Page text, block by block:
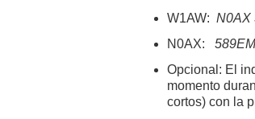
W1AW: N0AX
N0AX:
Opcional: El
momento
cortos) con la